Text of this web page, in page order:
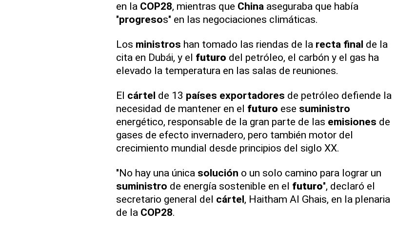
en la COP28, mientras que China aseguraba que había
"progresos" en las negociaciones climáticas.
Los ministros han tomado las riendas de la recta final de la
cita en Dubái, y el futuro del petróleo, el carbón y el gas ha
elevado la temperatura en las salas de reuniones.
El cártel de 13 países exportadores de petróleo defiende la
necesidad de mantener en el futuro ese suministro
energético, responsable de la gran parte de las emisiones de
gases de efecto invernadero, pero también motor del
crecimiento mundial desde principios del siglo XX.
"No hay una única solución o un solo camino para lograr un
suministro de energía sostenible en el futuro", declaró el
secretario general del cártel, Haitham Al Ghais, en la plenaria
de la COP28.